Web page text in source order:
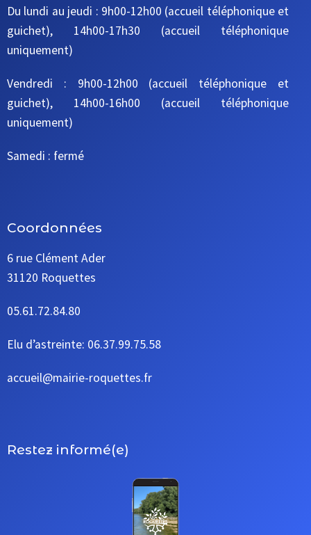
Du lundi au jeudi : 9h00-12h00 (accueil téléphonique et
guichet), 14h00-17h30 (accueil téléphonique
uniquement)
Vendredi : 9h00-12h00 (accueil téléphonique et
guichet), 14h00-16h00 (accueil téléphonique
uniquement)
Samedi : fermé
Coordonnées
6 rue Clément Ader
31120 Roquettes
05.61.72.84.80
Elu d’astreinte: 06.37.99.75.58
accueil@mairie-roquettes.fr
Restez informé(e)